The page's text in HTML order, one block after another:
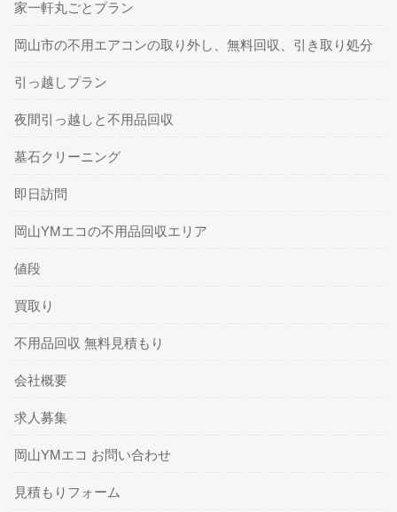
家一軒丸ごとプラン
岡山市の不用エアコンの取り外し、無料回収、引き取り処分
引っ越しプラン
夜間引っ越しと不用品回収
墓石クリーニング
即日訪問
岡山YMエコの不用品回収エリア
値段
買取り
不用品回収 無料見積もり
会社概要
求人募集
岡山YMエコ お問い合わせ
見積もりフォーム